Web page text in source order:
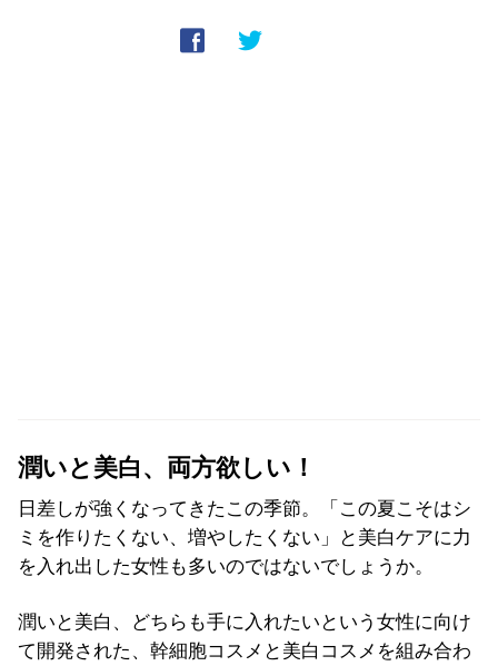
潤いと美白、両方欲しい！
日差しが強くなってきたこの季節。「この夏こそはシ
ミを作りたくない、増やしたくない」と美白ケアに力
を入れ出した女性も多いのではないでしょうか。
潤いと美白、どちらも手に入れたいという女性に向け
て開発された、幹細胞コスメと美白コスメを組み合わ